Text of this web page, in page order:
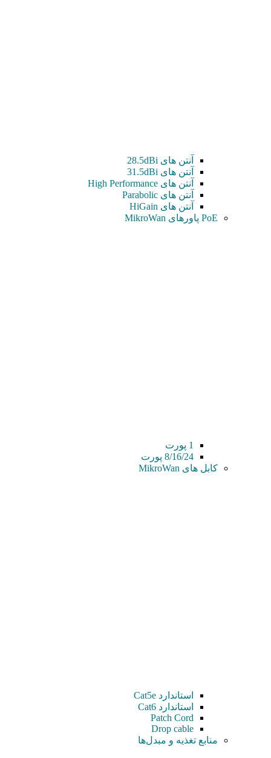
آنتن های 28.5dBi
آنتن های 31.5dBi
آنتن های High Performance
آنتن های Parabolic
آنتن های HiGain
PoE پاورهای MikroWan
1 پورت
8/16/24 پورت
کابل های MikroWan
استاندارد Cat5e
استاندارد Cat6
Patch Cord
Drop cable
منابع تغذیه و مبدل‌ها